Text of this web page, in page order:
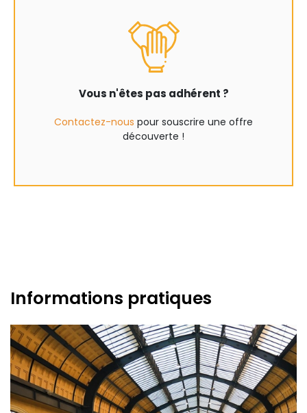
Vous n'êtes pas adhérent ?
Contactez-nous pour souscrire une offre
découverte !
Informations pratiques